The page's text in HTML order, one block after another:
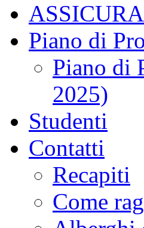
Piano di
Piano di
2025)
Studenti
Contatti
Recapiti
Come